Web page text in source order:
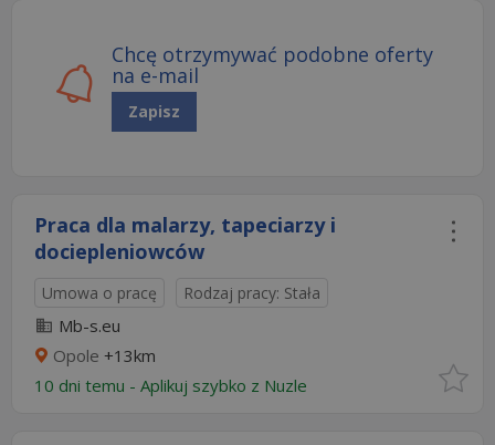
Chcę otrzymywać podobne oferty
na e-mail
Zapisz
Praca dla malarzy, tapeciarzy i
dociepleniowców
Umowa o pracę Rodzaj pracy: Stała
Mb-s.eu
Opole +13km
10 dni temu - Aplikuj szybko z Nuzle